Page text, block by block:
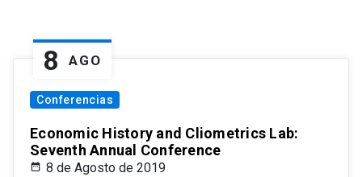
8 AGO
Conferencias
Economic History and Cliometrics Lab:
Seventh Annual Conference
8 de Agosto de 2019